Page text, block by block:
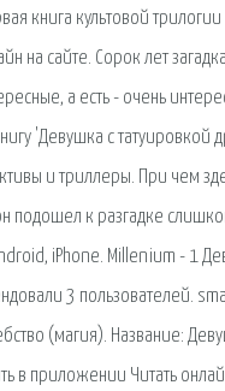
книга культовой
на сайте. Сорок лет
а есть - очень
'Девушка с татуировкой
и триллеры. При чем
подошел к разгадке
iPhone. Millenium - 1
3 пользователей.
(магия). Название:
в приложении Читать